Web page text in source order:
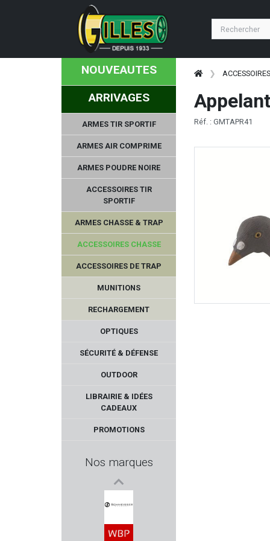
NOUVEAUTES
ARRIVAGES
ARMES TIR SPORTIF
ARMES AIR COMPRIME
ARMES POUDRE NOIRE
ACCESSOIRES TIR
SPORTIF
ARMES CHASSE & TRAP
ACCESSOIRES CHASSE
ACCESSOIRES DE TRAP
MUNITIONS
RECHARGEMENT
OPTIQUES
SÉCURITÉ & DÉFENSE
OUTDOOR
LIBRAIRIE & IDÉES
CADEAUX
PROMOTIONS
Nos marques
SABATTI
SCHMEISSER
Réf. : GMTAPR41